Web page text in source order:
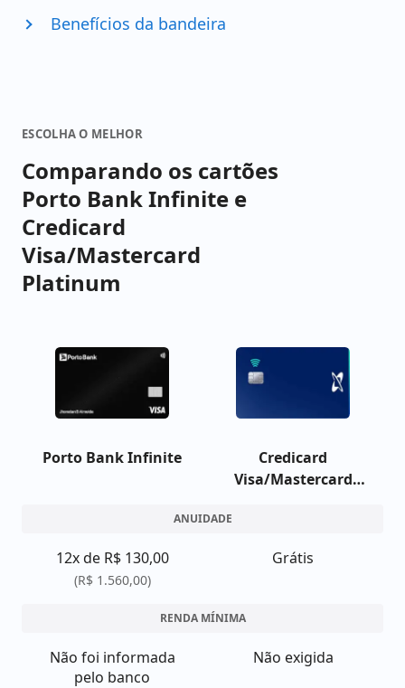
Benefícios da bandeira
ESCOLHA O MELHOR
Comparando os cartões
Porto Bank Infinite e
Credicard
Visa/Mastercard
Platinum
Porto Bank Infinite
Credicard
Visa/Mastercard
ANUIDADE
12x de R$ 130,00
(R$ 1.560,00)
Grátis
RENDA MÍNIMA
Não foi informada
pelo banco
Não exigida